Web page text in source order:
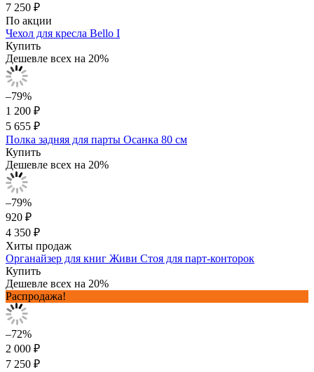
7 250 ₽
По акции
Чехол для кресла Bello I
Купить
Дешевле всех на 20%
–79%
1 200 ₽
5 655 ₽
Полка задняя для парты Осанка 80 см
Купить
Дешевле всех на 20%
–79%
920 ₽
4 350 ₽
Хиты продаж
Органайзер для книг Живи Стоя для парт-конторок
Купить
Дешевле всех на 20%
Распродажа!
–72%
2 000 ₽
7 250 ₽